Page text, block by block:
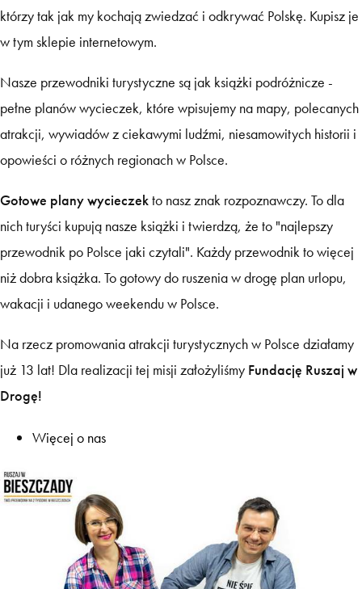
którzy tak jak my kochają zwiedzać i odkrywać Polskę. Kupisz je
w tym sklepie internetowym.
Nasze przewodniki turystyczne są jak książki podróżnicze -
pełne planów wycieczek, które wpisujemy na mapy, polecanych
atrakcji, wywiadów z ciekawymi ludźmi, niesamowitych historii i
opowieści o różnych regionach w Polsce.
Gotowe plany wycieczekto nasz znak rozpoznawczy. To dla
nich turyści kupują nasze książki i twierdzą, że to "najlepszy
przewodnik po Polsce jaki czytali". Każdy przewodnik to więcej
niż dobra książka. To gotowy do ruszenia w drogę plan urlopu,
wakacji i udanego weekendu w Polsce.
Na rzecz promowania atrakcji turystycznych w Polsce działamy
już 13 lat! Dla realizacji tej misji założyliśmy Fundację Ruszaj w
Drogę!
Więcej o nas